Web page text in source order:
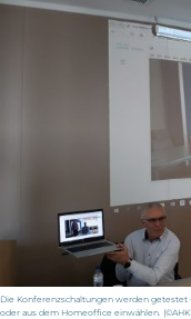
Die Konferenzschaltungen werden getestet
oder aus dem Homeoffice einwählen.